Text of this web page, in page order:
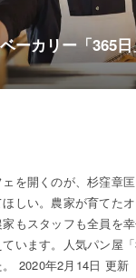
ーカリー「365
を開くのが、杉窪章
しい。農家が育てた
もスタッフも全員を
います。人気パン屋
2020年2月14日 更新